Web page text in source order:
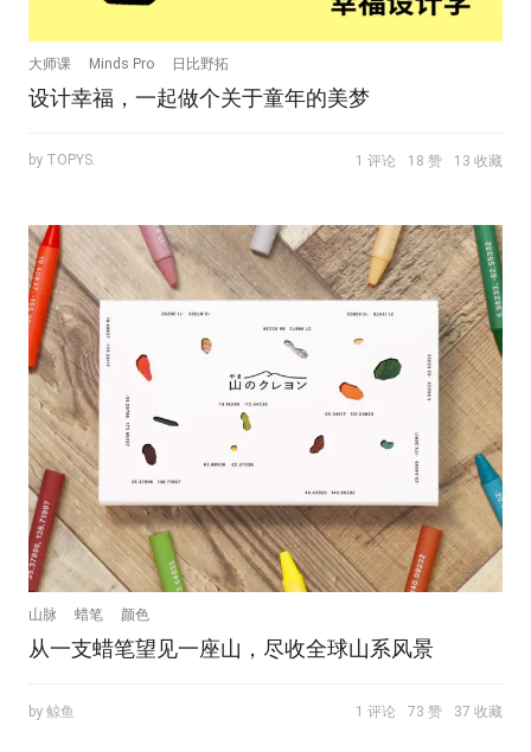
大师课 Minds Pro 日比野拓
设计幸福，一起做个关于童年的美梦
by TOPYS. 1 评论 18 赞 13 收藏
山脉 蜡笔 颜色
从一支蜡笔望见一座山，尽收全球山系风景
by 鲸鱼 1 评论 73 赞 37 收藏